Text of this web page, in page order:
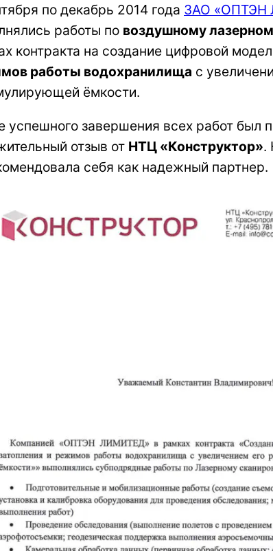
по декабрь 2014 года ЗАО «ОПТЭН
работы по воздушному
контракта на создание цифровой
работы водохранилища с
ёмкости.
успешного завершения всех работ был
отзыв от НТЦ «Конструктор».
себя как надежный партнер.